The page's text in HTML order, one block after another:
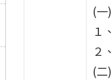
(一
１
２
(二